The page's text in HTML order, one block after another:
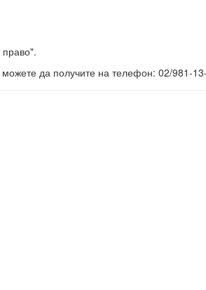
да получите на телефон: 02/981-